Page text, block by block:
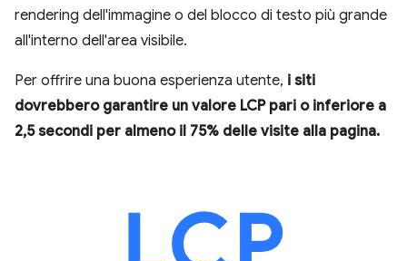
rendering dell'immagine o del blocco di testo più grande
all'interno dell'area visibile.
Per offrire una buona esperienza utente, i siti
dovrebbero garantire un valore LCP pari o inferiore a
2,5 secondi per almeno il 75% delle visite alla pagina.